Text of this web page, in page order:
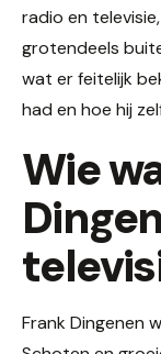
radio en
grotendeels
wat er feitelijk
had en hoe hij
Wie
Frank Dingenen